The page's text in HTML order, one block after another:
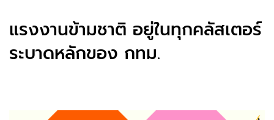
แรงงานข้ามชาติ อยู่ในทุกคลัสเตอร์
ระบาดหลักของ กทม.